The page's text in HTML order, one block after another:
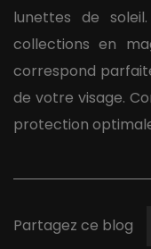
lunettes de
collections en
correspond
de votre visage.
protection
Partagez ce blog